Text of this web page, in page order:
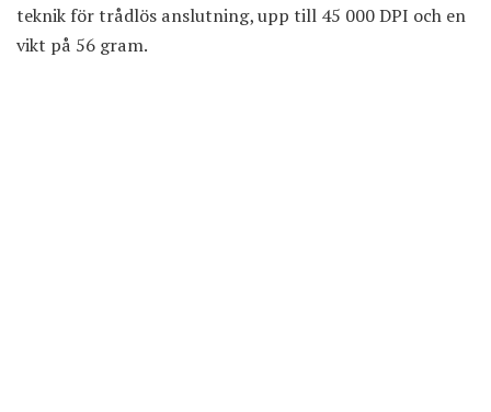
teknik för trådlös anslutning, upp till 45 000 DPI och en
vikt på 56 gram.